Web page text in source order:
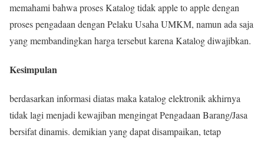
memahami bahwa proses Katalog tidak apple to apple dengan
proses pengadaan dengan Pelaku Usaha UMKM, namun ada saja
yang membandingkan harga tersebut karena Katalog diwajibkan.
Kesimpulan
berdasarkan informasi diatas maka katalog elektronik akhirnya
tidak lagi menjadi kewajiban mengingat Pengadaan Barang/Jasa
bersifat dinamis. demikian yang dapat disampaikan, tetap